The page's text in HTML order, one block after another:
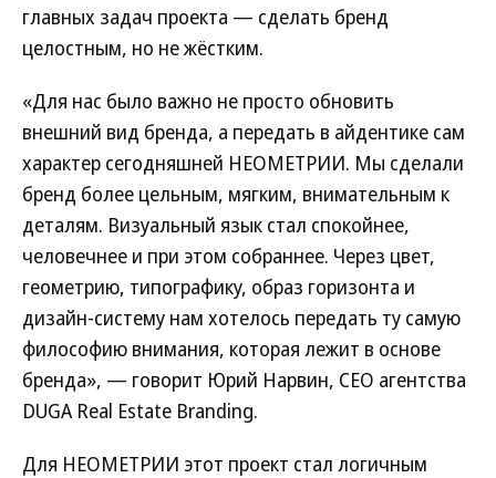
главных задач проекта — сделать бренд
целостным, но не жёстким.
«Для нас было важно не просто обновить
внешний вид бренда, а передать в айдентике сам
характер сегодняшней НЕОМЕТРИИ. Мы сделали
бренд более цельным, мягким, внимательным к
деталям. Визуальный язык стал спокойнее,
человечнее и при этом собраннее. Через цвет,
геометрию, типографику, образ горизонта и
дизайн-систему нам хотелось передать ту самую
философию внимания, которая лежит в основе
бренда», — говорит Юрий Нарвин, CEO агентства
DUGA Real Estate Branding.
Для НЕОМЕТРИИ этот проект стал логичным